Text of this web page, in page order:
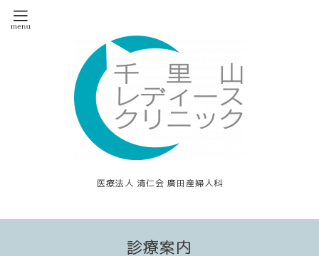
医療法人 清仁会 廣田産婦人科
診療案内